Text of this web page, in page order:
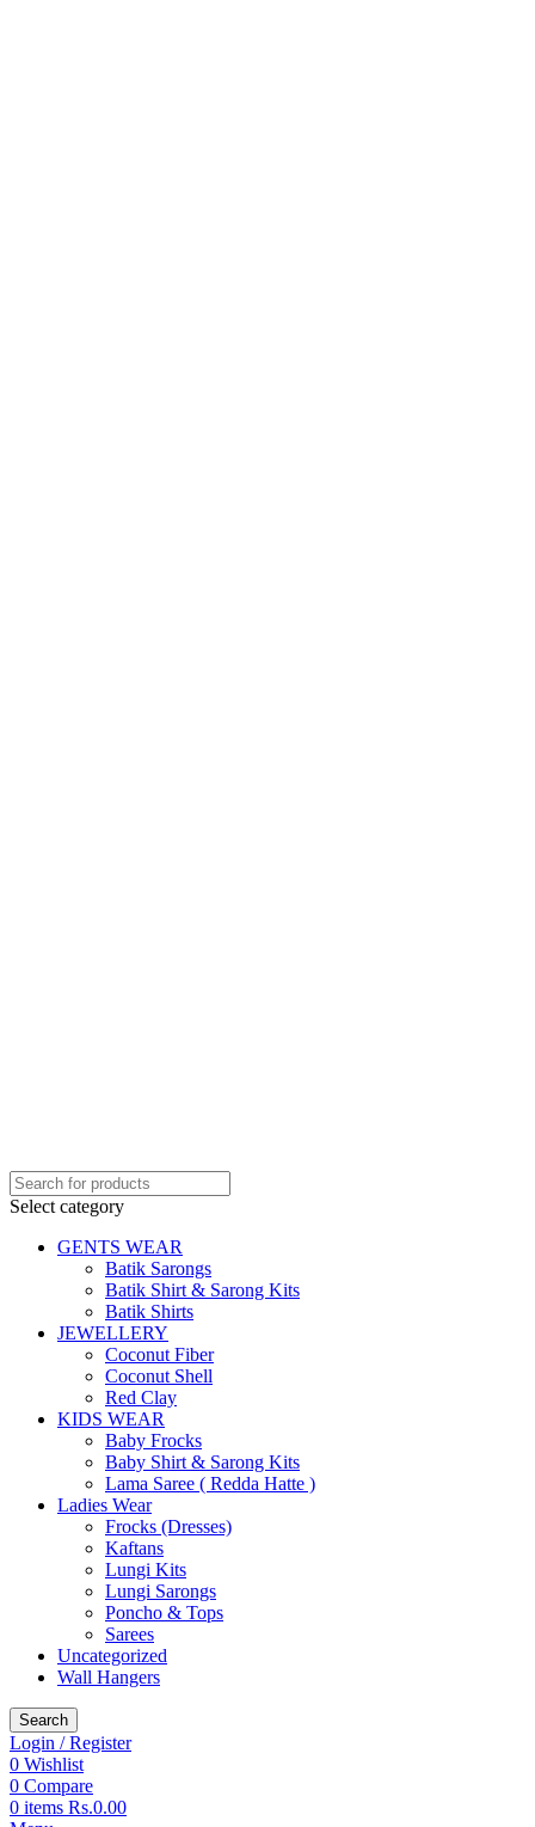
Select category
GENTS WEAR
Batik Sarongs
Batik Shirt & Sarong Kits
Batik Shirts
JEWELLERY
Coconut Fiber
Coconut Shell
Red Clay
KIDS WEAR
Baby Frocks
Baby Shirt & Sarong Kits
Lama Saree ( Redda Hatte )
Ladies Wear
Frocks (Dresses)
Kaftans
Lungi Kits
Lungi Sarongs
Poncho & Tops
Sarees
Uncategorized
Wall Hangers
Search
Login / Register
0 Wishlist
0 Compare
0 items Rs.0.00